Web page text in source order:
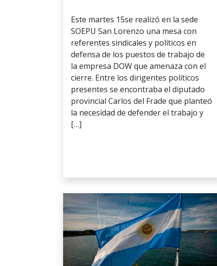
Este martes 15se realizó en la sede
SOEPU San Lorenzo una mesa con
referentes sindicales y políticos en
defensa de los puestos de trabajo de
la empresa DOW que amenaza con el
cierre. Entre los dirigentes políticos
presentes se encontraba el diputado
provincial Carlos del Frade que planteó
la necesidad de defender el trabajo y
[…]